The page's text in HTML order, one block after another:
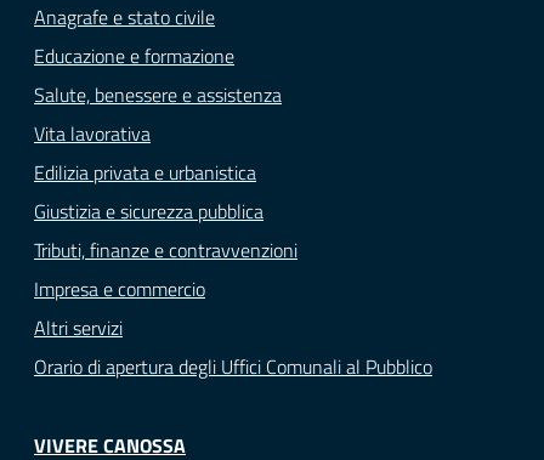
Anagrafe e stato civile
Educazione e formazione
Salute, benessere e assistenza
Vita lavorativa
Edilizia privata e urbanistica
Giustizia e sicurezza pubblica
Tributi, finanze e contravvenzioni
Impresa e commercio
Altri servizi
Orario di apertura degli Uffici Comunali al Pubblico
VIVERE CANOSSA